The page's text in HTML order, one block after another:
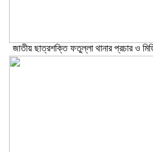
জাতীয় ছাত্রশক্তি ফতুল্লা থানার প্রচার ও